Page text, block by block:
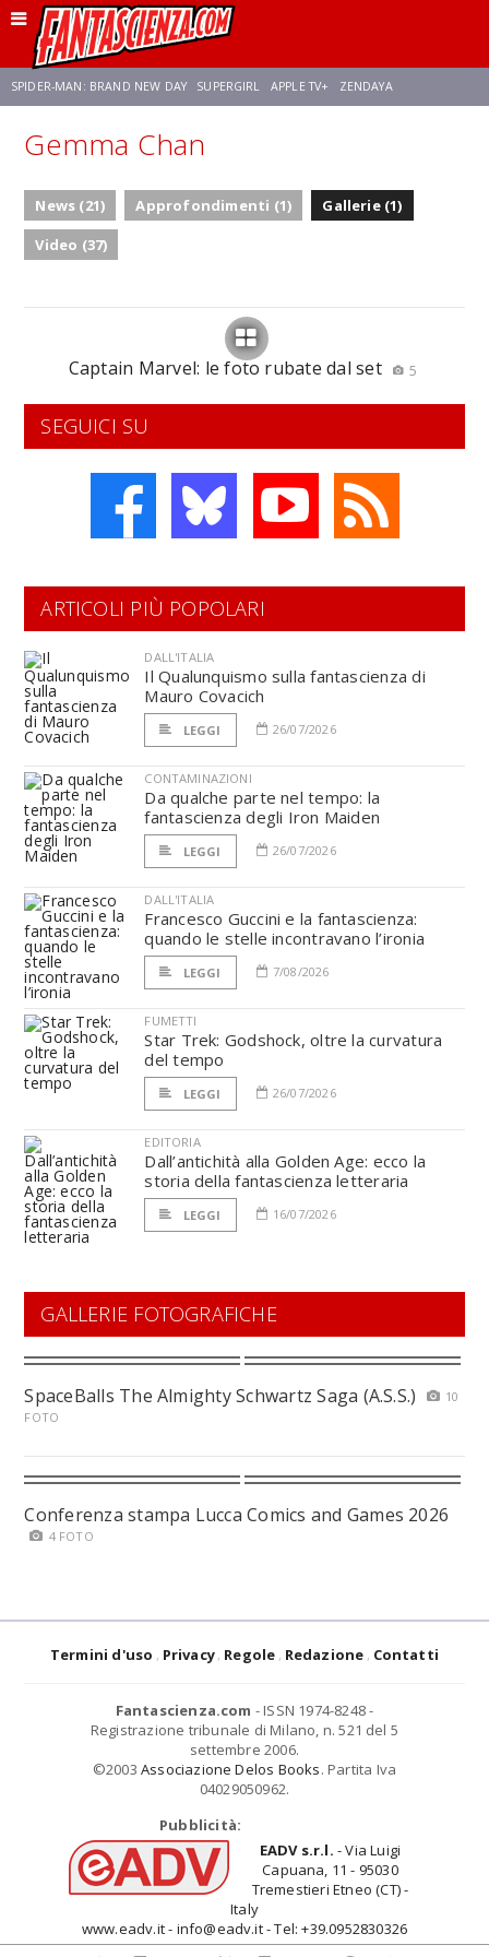
SPIDER-MAN: BRAND NEW DAY SUPERGIRL APPLE TV+ ZENDAYA
FRANCO RICCIARDIELLO AVENGERS: DOOMSDAY
SADIE SINK STAR TREK: STRANGE NEW WORLDS
Gemma Chan
News (21) Approfondimenti (1)
Gallerie (1)
Video (37)
Captain Marvel: le foto rubate dal set 5
SEGUICI SU
ARTICOLI PIÙ POPOLARI
DALL'ITALIA
Il Qualunquismo sulla fantascienza di
Mauro Covacich
LEGGI 26/07/2026
CONTAMINAZIONI
Da qualche parte nel tempo: la
fantascienza degli Iron Maiden
LEGGI 26/07/2026
DALL'ITALIA
Francesco Guccini e la fantascienza:
quando le stelle incontravano l’ironia
LEGGI 7/08/2026
FUMETTI
Star Trek: Godshock, oltre la curvatura
del tempo
LEGGI 26/07/2026
EDITORIA
Dall’antichità alla Golden Age: ecco la
storia della fantascienza letteraria
LEGGI 16/07/2026
GALLERIE FOTOGRAFICHE
SpaceBalls The Almighty Schwartz Saga (A.S.S.)
10
FOTO
Conferenza stampa Lucca Comics and Games 2026
4 FOTO
Termini d'uso Privacy Regole Redazione Contatti
Fantascienza.com - ISSN 1974-8248 -
Registrazione tribunale di Milano, n. 521 del 5
settembre 2006.
©2003 Associazione Delos Books. Partita Iva
04029050962.
Pubblicità:
EADV s.r.l. - Via Luigi
Capuana, 11 - 95030
Tremestieri Etneo (CT) -
Italy
www.eadv.it - info@eadv.it - Tel: +39.0952830326